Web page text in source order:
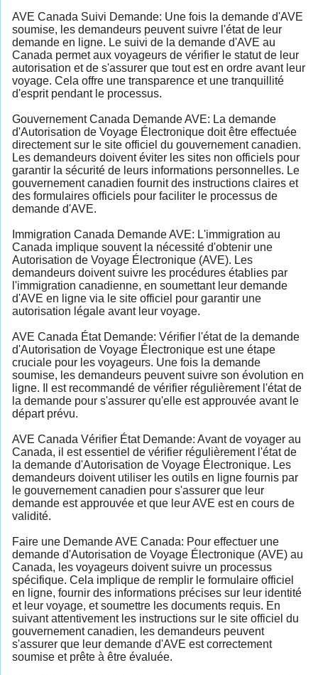
AVE Canada Suivi Demande: Une fois la demande d'AVE
soumise, les demandeurs peuvent suivre l'état de leur
demande en ligne. Le suivi de la demande d'AVE au
Canada permet aux voyageurs de vérifier le statut de leur
autorisation et de s'assurer que tout est en ordre avant leur
voyage. Cela offre une transparence et une tranquillité
d'esprit pendant le processus.
Gouvernement Canada Demande AVE: La demande
d'Autorisation de Voyage Électronique doit être effectuée
directement sur le site officiel du gouvernement canadien.
Les demandeurs doivent éviter les sites non officiels pour
garantir la sécurité de leurs informations personnelles. Le
gouvernement canadien fournit des instructions claires et
des formulaires officiels pour faciliter le processus de
demande d'AVE.
Immigration Canada Demande AVE: L'immigration au
Canada implique souvent la nécessité d'obtenir une
Autorisation de Voyage Électronique (AVE). Les
demandeurs doivent suivre les procédures établies par
l'immigration canadienne, en soumettant leur demande
d'AVE en ligne via le site officiel pour garantir une
autorisation légale avant leur voyage.
AVE Canada État Demande: Vérifier l'état de la demande
d'Autorisation de Voyage Électronique est une étape
cruciale pour les voyageurs. Une fois la demande
soumise, les demandeurs peuvent suivre son évolution en
ligne. Il est recommandé de vérifier régulièrement l'état de
la demande pour s'assurer qu'elle est approuvée avant le
départ prévu.
AVE Canada Vérifier État Demande: Avant de voyager au
Canada, il est essentiel de vérifier régulièrement l'état de
la demande d'Autorisation de Voyage Électronique. Les
demandeurs doivent utiliser les outils en ligne fournis par
le gouvernement canadien pour s'assurer que leur
demande est approuvée et que leur AVE est en cours de
validité.
Faire une Demande AVE Canada: Pour effectuer une
demande d'Autorisation de Voyage Électronique (AVE) au
Canada, les voyageurs doivent suivre un processus
spécifique. Cela implique de remplir le formulaire officiel
en ligne, fournir des informations précises sur leur identité
et leur voyage, et soumettre les documents requis. En
suivant attentivement les instructions sur le site officiel du
gouvernement canadien, les demandeurs peuvent
s'assurer que leur demande d'AVE est correctement
soumise et prête à être évaluée.